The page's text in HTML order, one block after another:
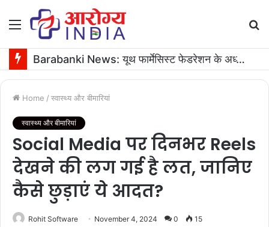
Menu
Barabanki News: यूथ फार्मेसिस्ट फेडरेशन के अध्यक्ष के जन्मदिन पर 16 यूनिट रक्तदान
Home / स्वास्थ्य और बीमारियां
स्वास्थ्य और बीमारियां
Social Media पर दिनभर Reels
देखने की लग गई है लत, जानिए
कैसे छुड़ाएं ये आदत?
Rohit Software November 4, 2024 0 15